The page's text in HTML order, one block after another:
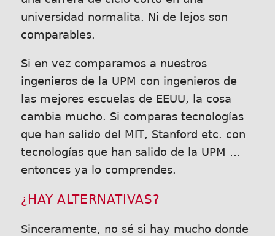
universidad normalita. Ni de lejos son
comparables.
Si en vez comparamos a nuestros
ingenieros de la UPM con ingenieros de
las mejores escuelas de EEUU, la cosa
cambia mucho. Si comparas tecnologías
que han salido del MIT, Stanford etc. con
tecnologías que han salido de la UPM …
entonces ya lo comprendes.
¿HAY ALTERNATIVAS?
Sinceramente, no sé si hay mucho donde